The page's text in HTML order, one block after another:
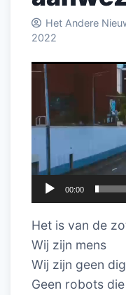
Het Andere
2022
Videospeler
00:00
Het is van de
Wij zijn mens
Wij zijn geen
Geen robots